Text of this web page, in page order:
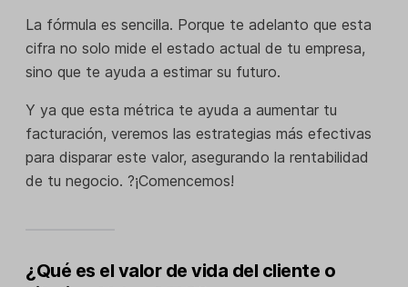
La fórmula es sencilla. Porque te adelanto que esta
cifra no solo mide el estado actual de tu empresa,
sino que te ayuda a estimar su futuro.
Y ya que esta métrica te ayuda a aumentar tu
facturación, veremos las estrategias más efectivas
para disparar este valor, asegurando la rentabilidad
de tu negocio. ?¡Comencemos!
¿Qué es el valor de vida del cliente o